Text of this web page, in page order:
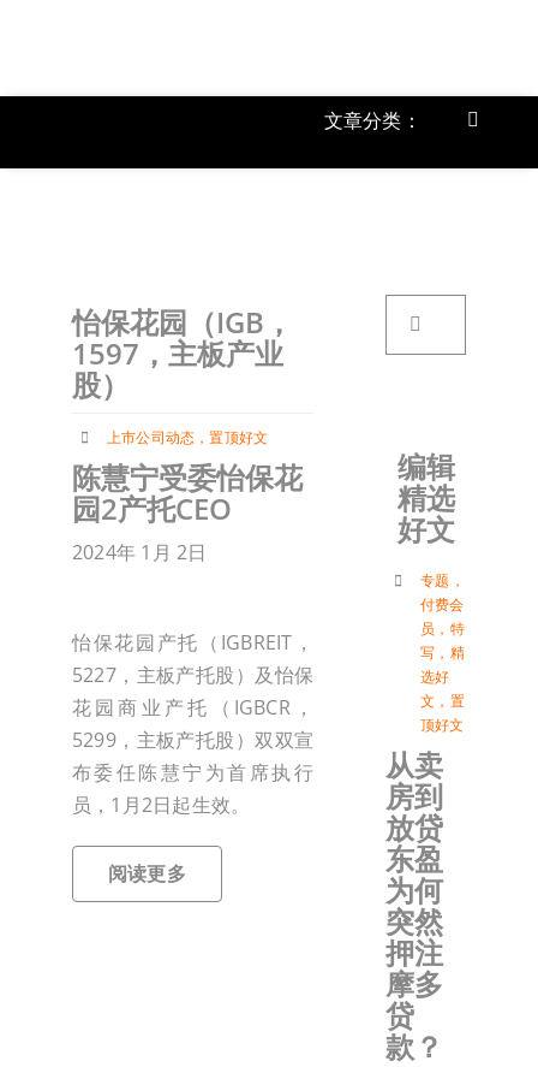
文章分类：
Toggle
怡保花园（IGB，
1597，主板产业
股）
上市公司动态 ，置顶好文
陈慧宁受委怡保花
园2产托CEO
2024年 1月 2日
怡保花园产托（IGBREIT，
5227，主板产托股）及怡保
花园商业产托（IGBCR，
5299，主板产托股）双双宣
布委任陈慧宁为首席执行
员，1月2日起生效。
阅读更多
编辑
精选
好文
专题 ，
付费会
员 ， 特
写 ， 精
选好
文 ， 置
顶好文
从卖
房到
放贷
东盈
为何
突然
押注
摩多
贷
款？